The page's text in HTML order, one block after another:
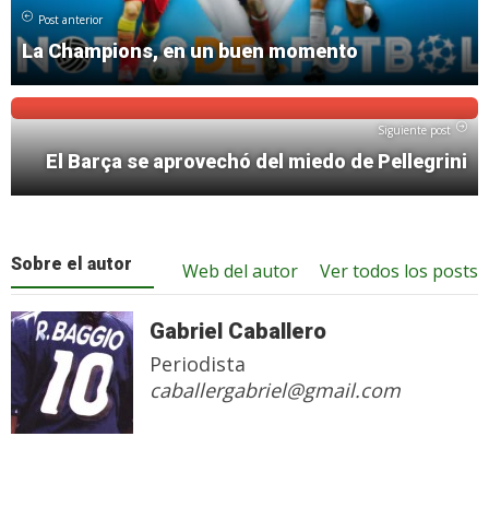
Post anterior
La Champions, en un buen momento
Siguiente post
El Barça se aprovechó del miedo de Pellegrini
Sobre el autor Ver todos los posts
Web del autor
Gabriel Caballero
Periodista
caballergabriel@gmail.com